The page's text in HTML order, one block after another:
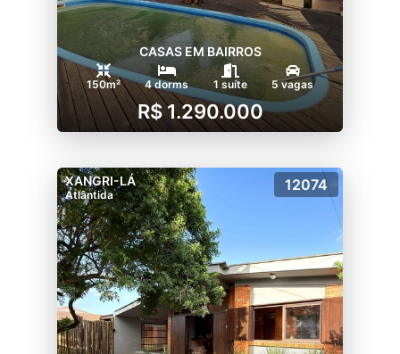
CASAS EM BAIRROS
150m² 4 dorms 1 suíte 5 vagas
R$ 1.290.000
XANGRI-LÁ
Atlântida
12074